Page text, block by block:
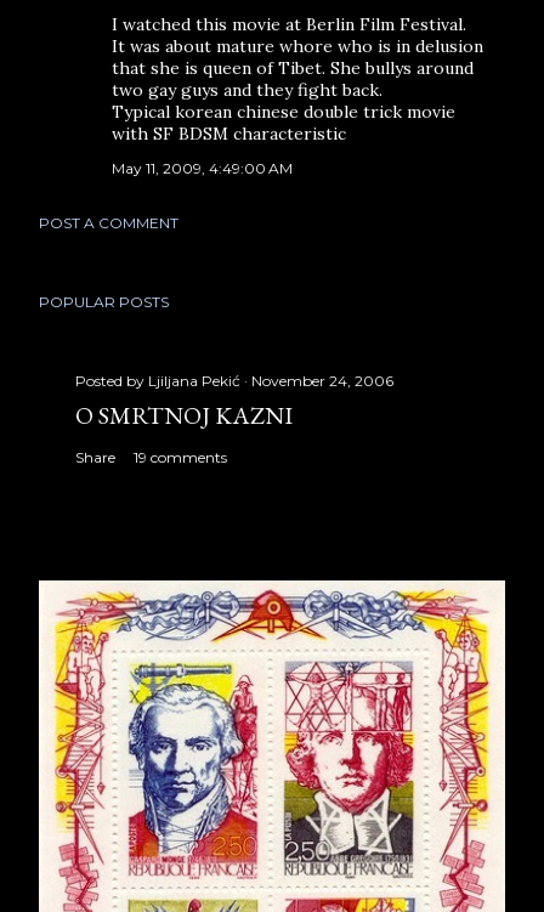
I watched this movie at Berlin Film Festival.
It was about mature whore who is in delusion
that she is queen of Tibet. She bullys around
two gay guys and they fight back.
Typical korean chinese double trick movie
with SF BDSM characteristic
May 11, 2009, 4:49:00 AM
POST A COMMENT
POPULAR POSTS
Posted by Ljiljana Pekić November 24, 2006
O SMRTNOJ KAZNI
Share 19 comments